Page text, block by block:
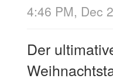
4:46 PM, Dec
Der